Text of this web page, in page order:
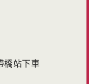
橋站下車